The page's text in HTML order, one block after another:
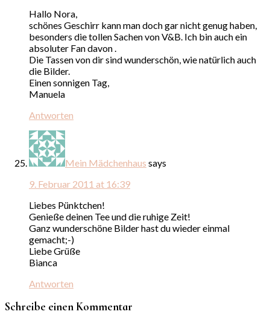
Hallo Nora,
schönes Geschirr kann man doch gar nicht genug haben,
besonders die tollen Sachen von V&B. Ich bin auch ein
absoluter Fan davon .
Die Tassen von dir sind wunderschön, wie natürlich auch
die Bilder.
Einen sonnigen Tag,
Manuela
Antworten
Mein Mädchenhaus says
9. Februar 2011 at 16:39
Liebes Pünktchen!
Genieße deinen Tee und die ruhige Zeit!
Ganz wunderschöne Bilder hast du wieder einmal
gemacht;-)
Liebe Grüße
Bianca
Antworten
Schreibe einen Kommentar